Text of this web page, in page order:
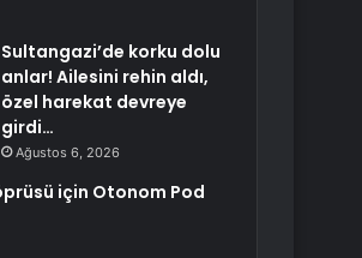
Sultangazi’de korku dolu
anlar! Ailesini rehin aldı,
özel harekat devreye
girdi…
Ağustos 6, 2026
için Otonom Pod